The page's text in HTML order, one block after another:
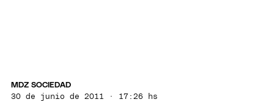
MDZ SOCIEDAD
30 de junio de 2011 · 17:26 hs